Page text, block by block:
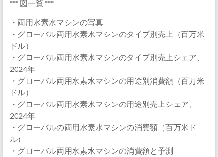
*** 図一覧 ***
・両用水素水マシンの写真
・グローバル両用水素水マシンのタイプ別売上（百万米
ドル）
・グローバル両用水素水マシンのタイプ別売上シェア、
2024年
・グローバル両用水素水マシンの用途別消費額（百万米
ドル）
・グローバル両用水素水マシンの用途別売上シェア、
2024年
・グローバルの両用水素水マシンの消費額（百万米ド
ル）
・グローバル両用水素水マシンの消費額と予測